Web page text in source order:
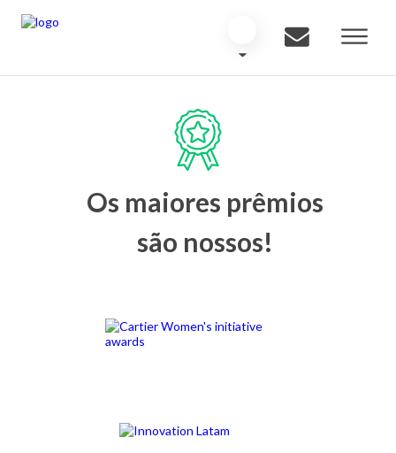
Os maiores prêmios
são nossos!